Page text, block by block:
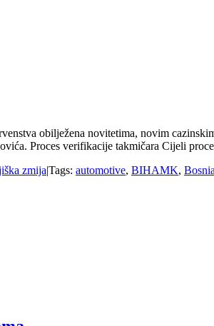
obilježena novitetima, novim
Proces verifikacije takmičara Cijeli
zmija|Tags: automotive, BIHAMK, Bosnia